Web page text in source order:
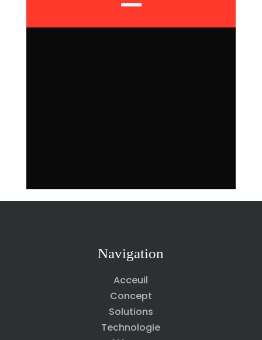
Navigation
Acceuil
Concept
Solutions
Technologie